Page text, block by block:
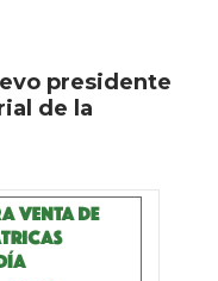
presidente
de la